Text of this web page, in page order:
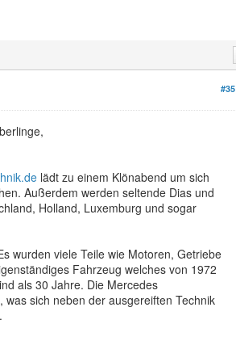
#35
lädt zu einem Klönabend um sich
Außerdem werden seltende Dias und
Holland, Luxemburg und sogar
wurden viele Teile wie Motoren, Getriebe
Fahrzeug welches von 1972
als 30 Jahre. Die Mercedes
sich neben der ausgereiften Technik